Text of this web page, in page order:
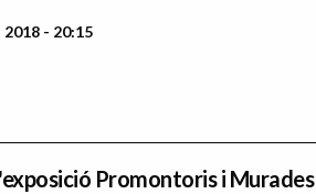
- 20:15
Promontoris i Murades